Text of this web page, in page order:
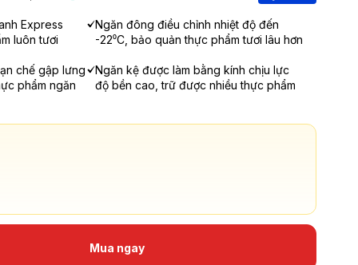
Express
luôn tươi
Ngăn đông điều chỉnh nhiệt độ đến
-22⁰C, bảo quản thực phẩm tươi lâu hơn
chế gập lưng
phẩm ngăn
Ngăn kệ được làm bằng kính chịu lực
độ bền cao, trữ được nhiều thực phẩm
Mua ngay